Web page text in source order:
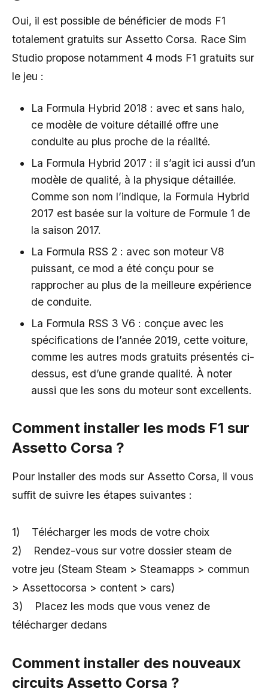
Oui, il est possible de bénéficier de mods F1
totalement gratuits sur Assetto Corsa. Race Sim
Studio propose notamment 4 mods F1 gratuits sur
le jeu :
La Formula Hybrid 2018 : avec et sans halo,
ce modèle de voiture détaillé offre une
conduite au plus proche de la réalité.
La Formula Hybrid 2017 : il s’agit ici aussi d’un
modèle de qualité, à la physique détaillée.
Comme son nom l’indique, la Formula Hybrid
2017 est basée sur la voiture de Formule 1 de
la saison 2017.
La Formula RSS 2 : avec son moteur V8
puissant, ce mod a été conçu pour se
rapprocher au plus de la meilleure expérience
de conduite.
La Formula RSS 3 V6 : conçue avec les
spécifications de l’année 2019, cette voiture,
comme les autres mods gratuits présentés ci-
dessus, est d’une grande qualité. À noter
aussi que les sons du moteur sont excellents.
Comment installer les mods F1 sur
Assetto Corsa ?
Pour installer des mods sur Assetto Corsa, il vous
suffit de suivre les étapes suivantes :
1) Télécharger les mods de votre choix
2) Rendez-vous sur votre dossier steam de
votre jeu (Steam Steam > Steamapps > commun
> Assettocorsa > content > cars)
3) Placez les mods que vous venez de
télécharger dedans
Comment installer des nouveaux
circuits Assetto Corsa ?